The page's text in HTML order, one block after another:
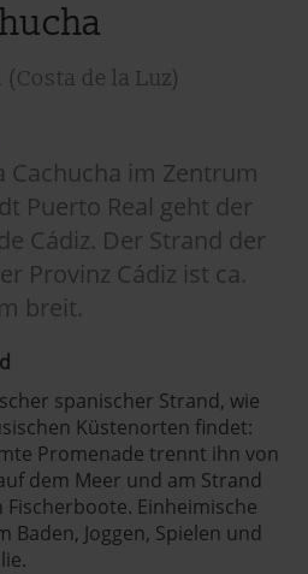
de la Luz)
Cachucha im Zentrum
Puerto Real geht der
Cádiz. Der Strand der
Provinz Cádiz ist ca.
breit.
spanischer Strand, wie
Küstenorten findet:
Promenade trennt ihn von
dem Meer und am Strand
Einheimische
Baden, Joggen, Spielen und